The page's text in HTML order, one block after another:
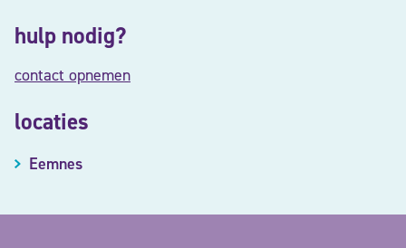
hulp nodig?
contact opnemen
locaties
Eemnes